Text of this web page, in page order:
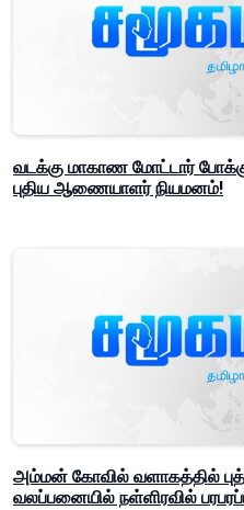
வடக்கு மாகாண மோட்டார்
புதிய ஆணையாளர் நியமனம்!
அம்மன் கோவில் வளாகத்தில்
வலப்பனையில் நள்ளிரவில்